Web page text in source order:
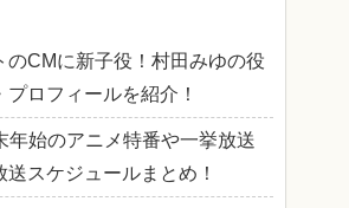
のCMに新子役！村田みゆの役
ロフィールを紹介！
年始のアニメ特番や一挙放送
スケジュールまとめ！